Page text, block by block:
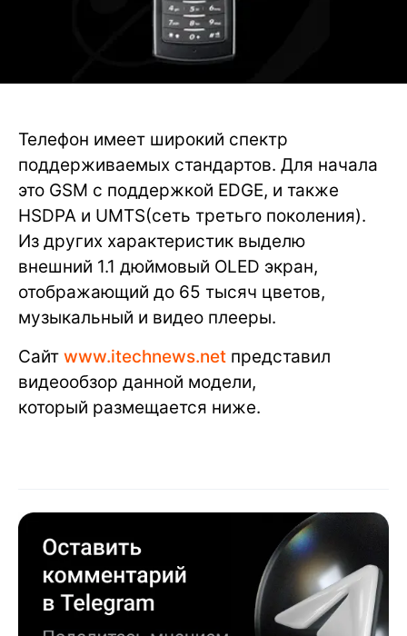
Телефон имеет широкий спектр
поддерживаемых стандартов. Для начала
это GSM с поддержкой EDGE, и также
HSDPA и UMTS(сеть третьго поколения).
Из других характеристик выделю
внешний 1.1 дюймовый OLED экран,
отображающий до 65 тысяч цветов,
музыкальный и видео плееры.
Сайт www.itechnews.net представил
видеообзор данной модели,
который размещается ниже.